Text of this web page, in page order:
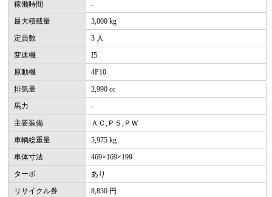
稼働時間
-
最大積載量
3,000 kg
定員数
3 人
変速機
I5
原動機
4P10
排気量
2,990 cc
馬力
-
主要装備
ＡＣ,ＰＳ,ＰＷ
車輌総重量
5,975 kg
車体寸法
469×169×199
ターボ
あり
リサイクル券
8,830 円